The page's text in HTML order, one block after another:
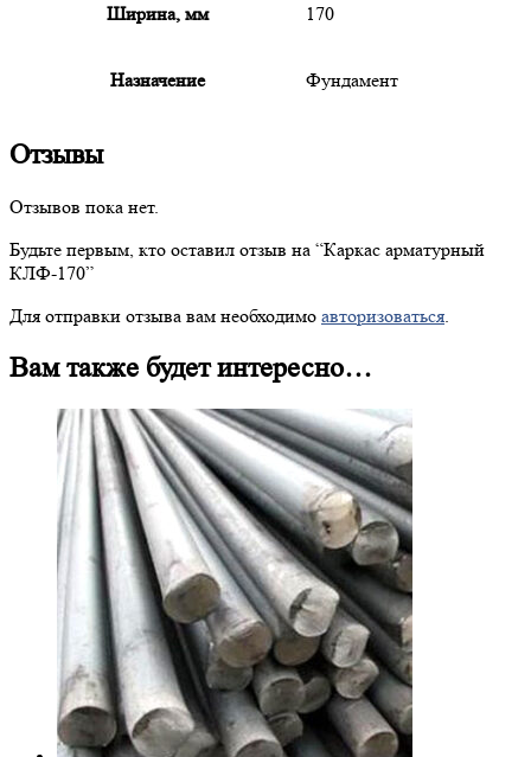
Ширина, мм 170
Назначение Фундамент
Отзывы
Отзывов пока нет.
Будьте первым, кто оставил отзыв на “Каркас арматурный
КЛФ-170”
Для отправки отзыва вам необходимо авторизоваться
Вам также будет интересно…